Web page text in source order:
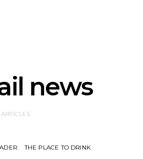
news
THE PLACE TO DRINK